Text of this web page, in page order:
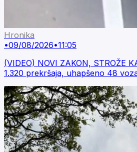
Hronika
•09/08/2026•11:05
(VIDEO) NOVI ZAKON, STROŽE
1.320 prekršaja, uhapšeno 48